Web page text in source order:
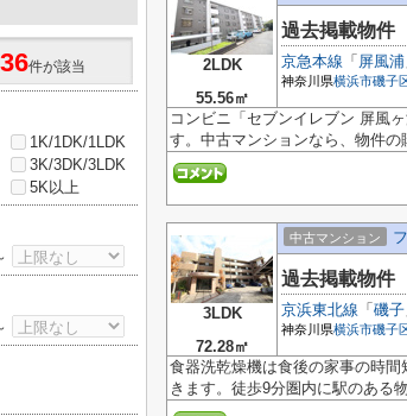
2LDK
55.56㎡
過去掲載物件
京急本線 「 屏風浦
神奈川県横浜市磯子
コンビニ「セブンイレブン 屏風
す。中古マンションなら、物件
3LDK
72.28㎡
中古マンション
過去掲載物件
京浜東北線 「 磯子
神奈川県横浜市磯子
食器洗乾燥機は食後の家事の時
きます。徒歩9分圏内に駅のある
36件が該当
1K/1DK/1LDK
3K/3DK/3LDK
5K以上